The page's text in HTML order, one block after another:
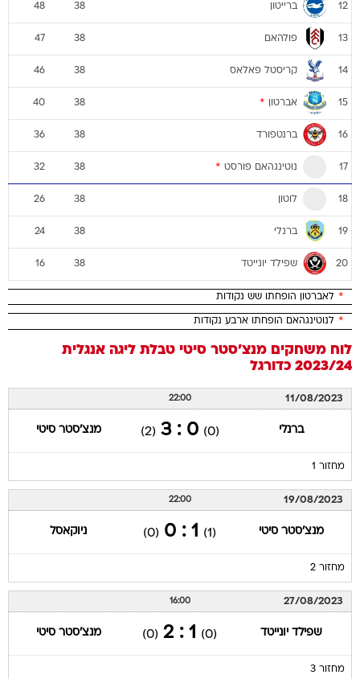
12 ברייטון 38
48
13 פולהאם 38
47
14 קריסטל פאלאס 38
46
15 אברטון *
38
40
16 ברנטפורד 38
36
17 נוטינגהאם פורסט *
38
32
18 לוטון 38
26
19 ברנלי 38
24
20 שפילד יונייטד 38
16
* לאברטון הופחתו שש נקודות
* לנוטינגהאם הופחתו ארבע נקודות
לוח משחקים מנצ'סטר סיטי טבלת ליגה אנגלית
2023/24 כדורגל
11/08/2023
22:00
ברנלי (0)
0 : 3
(2) מנצ'סטר סיטי
מחזור 1
19/08/2023
22:00
מנצ'סטר סיטי (1)
1 : 0
(0) ניוקאסל
מחזור 2
27/08/2023
16:00
שפילד יונייטד (0)
1 : 2
(0) מנצ'סטר סיטי
מחזור 3